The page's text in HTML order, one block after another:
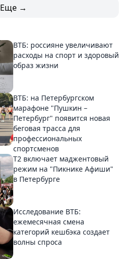
Еще →
ВТБ: россияне увеличивают
расходы на спорт и здоровый
образ жизни
ВТБ: на Петербургском
марафоне "Пушкин –
Петербург" появится новая
беговая трасса для
профессиональных
спортсменов
Т2 включает маджентовый
режим на "Пикнике Афиши"
в Петербурге
Исследование ВТБ:
ежемесячная смена
категорий кешбэка создает
волны спроса